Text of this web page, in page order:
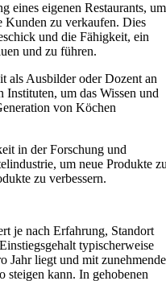
eines eigenen Restaurants, um
Kunden zu verkaufen. Dies
und die Fähigkeit, ein
und zu führen.
als Ausbilder oder Dozent an
um das Wissen und
von Köchen
in der Forschung und
um neue Produkte
zu verbessern.
je nach Erfahrung, Standort
typischerweise
Jahr liegt und mit
steigen kann. In gehobenen